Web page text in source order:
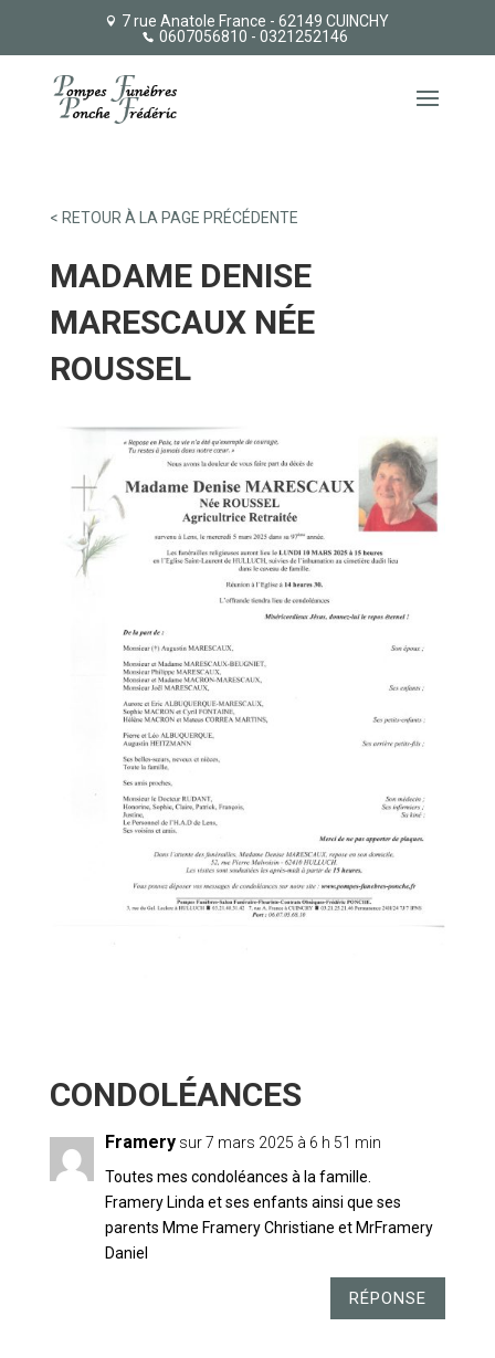
7 rue Anatole France - 62149 CUINCHY
0607056810 - 0321252146
< RETOUR À LA PAGE PRÉCÉDENTE
MADAME DENISE
MARESCAUX NÉE
ROUSSEL
Framery sur 7 mars 2025 à 6 h 51 min
Toutes mes condoléances à la famille.
Framery Linda et ses enfants ainsi que ses
parents Mme Framery Christiane et MrFramery
Daniel
RÉPONSE